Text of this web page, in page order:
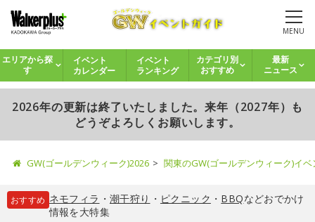
MENU
エリアから探
す
イベント
カレンダー
イベント
ランキング
カテゴリ別
おすすめ
最新
ニュース
2026年の更新は終了いたしました。来年（2027年）も
どうぞよろしくお願いします。
GW(ゴールデンウィーク)2026 関東のGW(ゴールデンウィーク)イ
おすすめ ネモフィラ ・ 潮干狩り ・ ピクニック ・ BBQなどおでかけ
情報を大特集